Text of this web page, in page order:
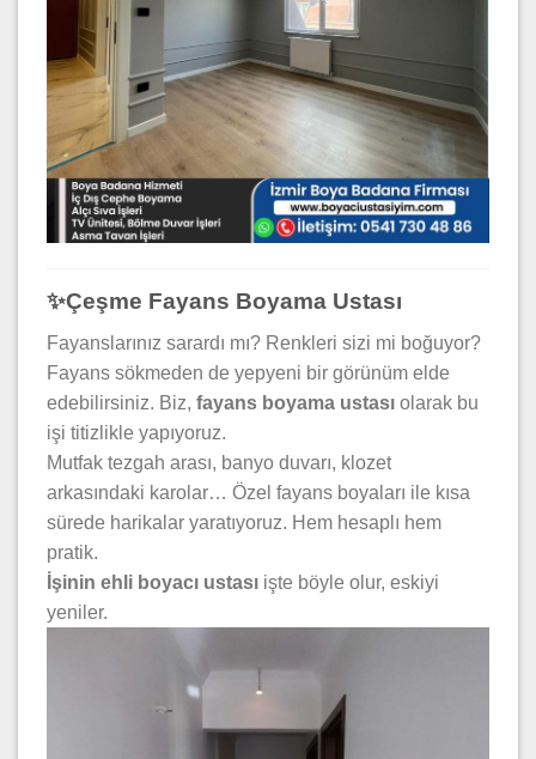
✨Çeşme Fayans Boyama Ustası
Fayanslarınız sarardı mı? Renkleri sizi mi boğuyor?
Fayans sökmeden de yepyeni bir görünüm elde
edebilirsiniz. Biz, fayans boyama ustası olarak bu
işi titizlikle yapıyoruz.
Mutfak tezgah arası, banyo duvarı, klozet
arkasındaki karolar… Özel fayans boyaları ile kısa
sürede harikalar yaratıyoruz. Hem hesaplı hem
pratik.
İşinin ehli boyacı ustası işte böyle olur, eskiyi
yeniler.